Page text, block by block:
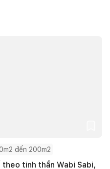
đến 200m2
tinh thần Wabi Sabi,